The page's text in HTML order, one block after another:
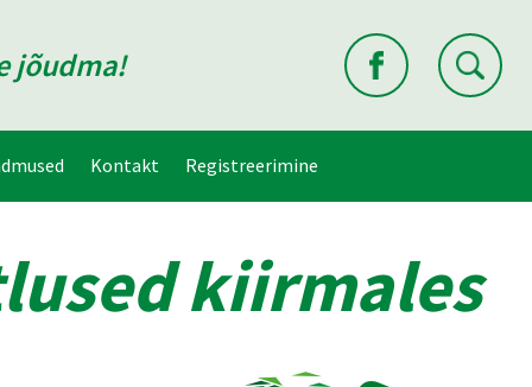
jõudma!
Kontakt Registreerimine
kiirmales